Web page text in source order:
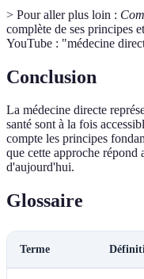
> Pour aller plus loin :
complète de ses principes
YouTube : "médecine
Conclusion
La médecine directe
santé sont à la fois
compte les principes
que cette approche répond
d'aujourd'hui.
Glossaire
Terme